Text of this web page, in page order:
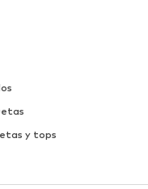
y tops
y camisas